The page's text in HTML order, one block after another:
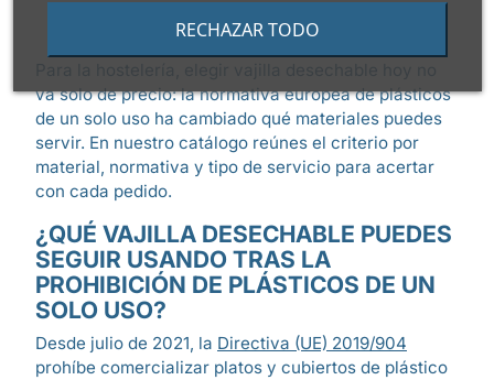
RECHAZAR TODO
va solo de precio: la normativa europea de plásticos
de un solo uso ha cambiado qué materiales puedes
servir. En nuestro catálogo reúnes el criterio por
material, normativa y tipo de servicio para acertar
con cada pedido.
¿QUÉ VAJILLA DESECHABLE PUEDES
SEGUIR USANDO TRAS LA
PROHIBICIÓN DE PLÁSTICOS DE UN
SOLO USO?
Desde julio de 2021, la Directiva (UE) 2019/904
prohíbe comercializar platos y cubiertos de plástico